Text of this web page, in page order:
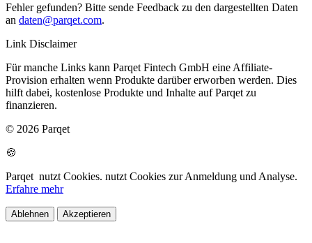
Fehler gefunden? Bitte sende Feedback zu den dargestellten Daten
an daten@parqet.com.
Link Disclaimer
Für manche Links kann Parqet Fintech GmbH eine Affiliate-
Provision erhalten wenn Produkte darüber erworben werden. Dies
hilft dabei, kostenlose Produkte und Inhalte auf Parqet zu
finanzieren.
© 2026 Parqet
🍪
Parqet nutzt Cookies. nutzt Cookies zur Anmeldung und Analyse.
Erfahre mehr
Ablehnen Akzeptieren